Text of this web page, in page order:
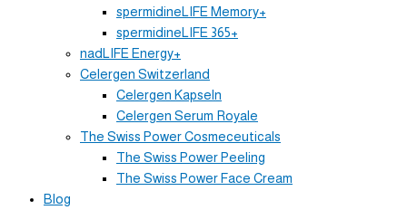
spermidineLIFE Memory+
spermidineLIFE 365+
nadLIFE Energy+
Celergen Switzerland
Celergen Kapseln
Celergen Serum Royale
The Swiss Power Cosmeceuticals
The Swiss Power Peeling
The Swiss Power Face Cream
Blog